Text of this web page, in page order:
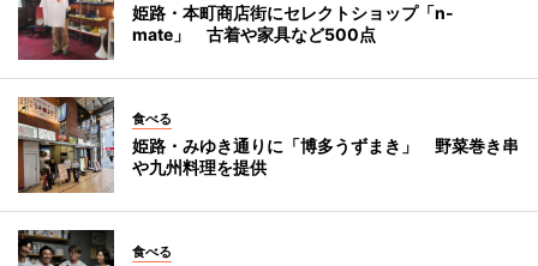
姫路・本町商店街にセレクトショップ「n-
mate」 古着や家具など500点
食べる
姫路・みゆき通りに「博多うずまき」 野菜巻き串
や九州料理を提供
食べる